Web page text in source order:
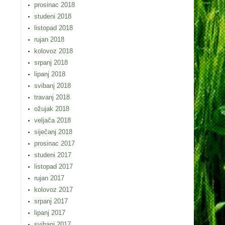
prosinac 2018
studeni 2018
listopad 2018
rujan 2018
kolovoz 2018
srpanj 2018
lipanj 2018
svibanj 2018
travanj 2018
ožujak 2018
veljača 2018
siječanj 2018
prosinac 2017
studeni 2017
listopad 2017
rujan 2017
kolovoz 2017
srpanj 2017
lipanj 2017